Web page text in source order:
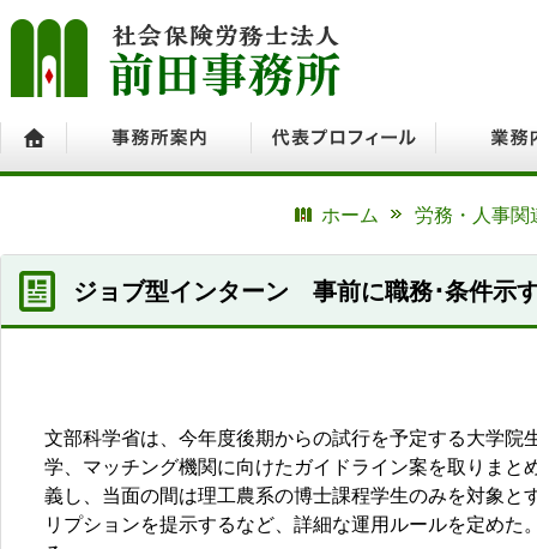
ホーム
労務・人事関
ジョブ型インターン 事前に職務･条件示
文部科学省は、今年度後期からの試行を予定する大学
学、マッチング機関に向けたガイドライン案を取りま
義し、当面の間は理工農系の博士課程学生のみを対象
リプションを提示するなど、詳細な運用ルールを定め